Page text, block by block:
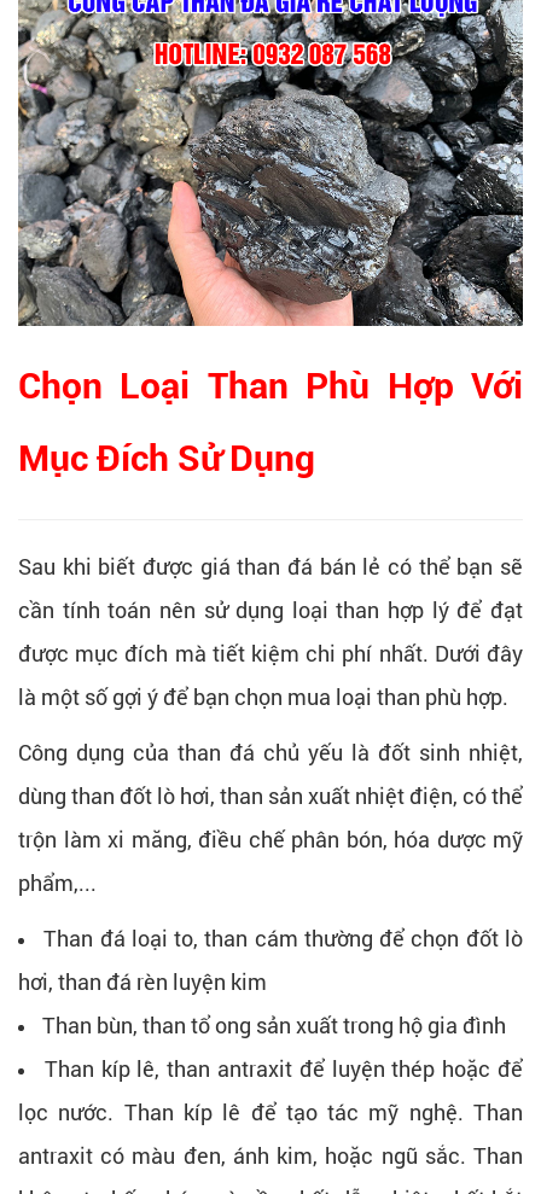
Chọn Loại Than Phù Hợp Với
Mục Đích Sử Dụng
Sau khi biết được giá than đá bán lẻ có thể bạn sẽ
cần tính toán nên sử dụng loại than hợp lý để đạt
được mục đích mà tiết kiệm chi phí nhất. Dưới đây
là một số gợi ý để bạn chọn mua loại than phù hợp.
Công dụng của than đá chủ yếu là đốt sinh nhiệt,
dùng than đốt lò hơi, than sản xuất nhiệt điện, có thể
trộn làm xi măng, điều chế phân bón, hóa dược mỹ
phẩm,...
Than đá loại to, than cám thường để chọn đốt lò
hơi, than đá rèn luyện kim
Than bùn, than tổ ong sản xuất trong hộ gia đình
Than kíp lê, than antraxit để luyện thép hoặc để
lọc nước. Than kíp lê để tạo tác mỹ nghệ. Than
antraxit có màu đen, ánh kim, hoặc ngũ sắc. Than